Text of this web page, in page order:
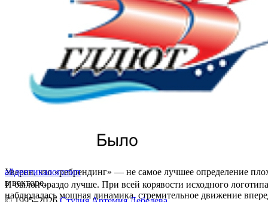
Уверен, что «ребрендинг» — не самое лучшее определение
в векторе.
И было гораздо лучше. При всей корявости исходного
наблюдалась мощная динамика, стремительное движение
айдентикалоготип